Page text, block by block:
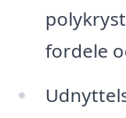
fordele